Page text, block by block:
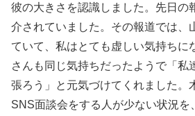
彼の大きさを認識しました。先日の
介されていました。その報道では、
ていて、私はとても虚しい気持ちに
さんも同じ気持ちだったようで「私
張ろう」と元気づけてくれました。
SNS面談会をする人が少ない状況を